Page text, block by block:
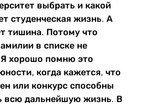
выбрать и какой
студенческая жизнь. А
тишина. Потому что
в списке не
Я хорошо помню это
когда кажется, что
или конкурс способны
всю дальнейшую жизнь. В